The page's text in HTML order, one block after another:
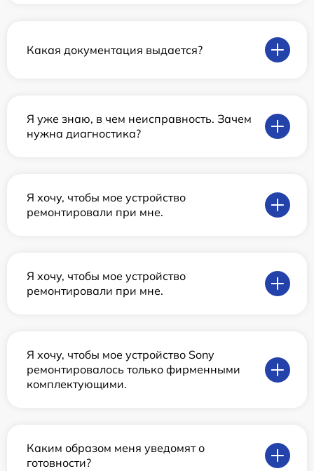
Какая документация выдается?
Я уже знаю, в чем неисправность. Зачем
нужна диагностика?
Я хочу, чтобы мое устройство
ремонтировали при мне.
Я хочу, чтобы мое устройство
ремонтировали при мне.
Я хочу, чтобы мое устройство Sony
ремонтировалось только фирменными
комплектующими.
Каким образом меня уведомят о
готовности?